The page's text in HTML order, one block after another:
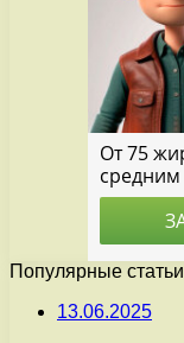
Популярные статьи
13.06.2025